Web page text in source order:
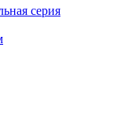
серия